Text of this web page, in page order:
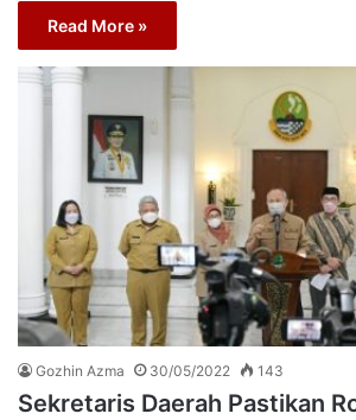
Read More »
Gozhin Azma 30/05/2022 143
Sekretaris Daerah Pastikan